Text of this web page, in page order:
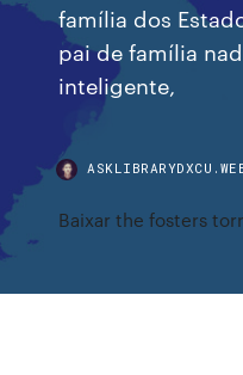
família dos
pai de família
inteligente,
Baixar the fosters